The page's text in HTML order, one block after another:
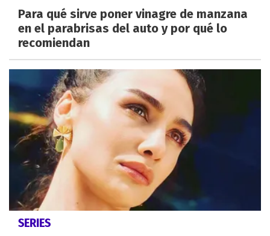
Para qué sirve poner vinagre de manzana
en el parabrisas del auto y por qué lo
recomiendan
SERIES